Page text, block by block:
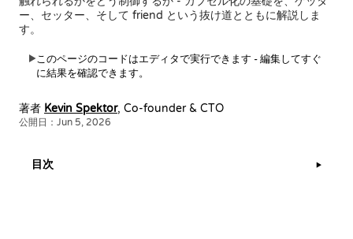
ー、セッター、そして friend という抜け道とともに解説しま
す。
▶このページのコードはエディタで実行できます - 編集してすぐ
に結果を確認できます。
著者 Kevin Spektor, Co-founder & CTO
公開日：Jun 5, 2026
目次 ▶